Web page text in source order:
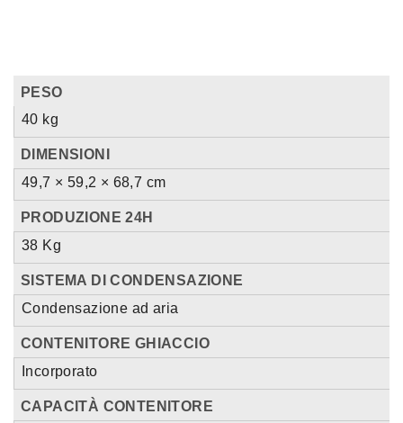
PESO
40 kg
DIMENSIONI
49,7 × 59,2 × 68,7 cm
PRODUZIONE 24H
38 Kg
SISTEMA DI CONDENSAZIONE
Condensazione ad aria
CONTENITORE GHIACCIO
Incorporato
CAPACITÀ CONTENITORE